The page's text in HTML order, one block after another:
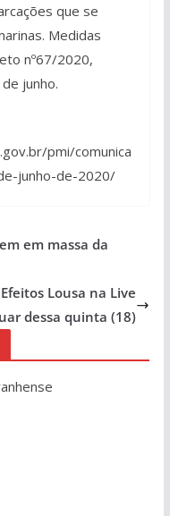
que se
Medidas
nº67/2020,
junho.
pmi/comunica
junho-de-2020/
em massa da
Lousa na Live
dessa quinta (18)